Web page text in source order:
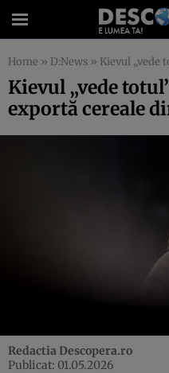
Home » D:News » Kievul „vede totul”:
Kievul „vede
exportă cereale
Redactia Descopera.ro
Publicat: 01.05.2026